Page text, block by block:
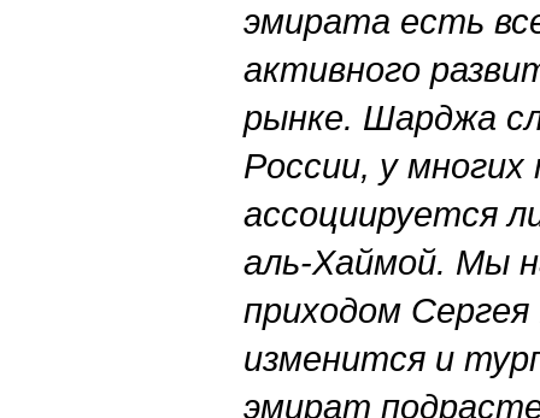
эмирата есть
активного
рынке. Шарджа
России, у
ассоциируется
аль-Хаймой. Мы
приходом
изменится и
эмират